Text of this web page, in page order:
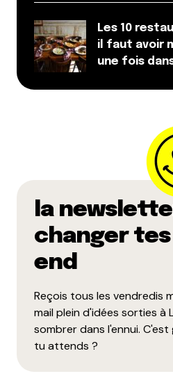
Les 10
il faut avoir
une fois
la
changer
end
Reçois tous les vendredis
mail plein d'idées sorties à
sombrer dans l'ennui.
tu attends ?